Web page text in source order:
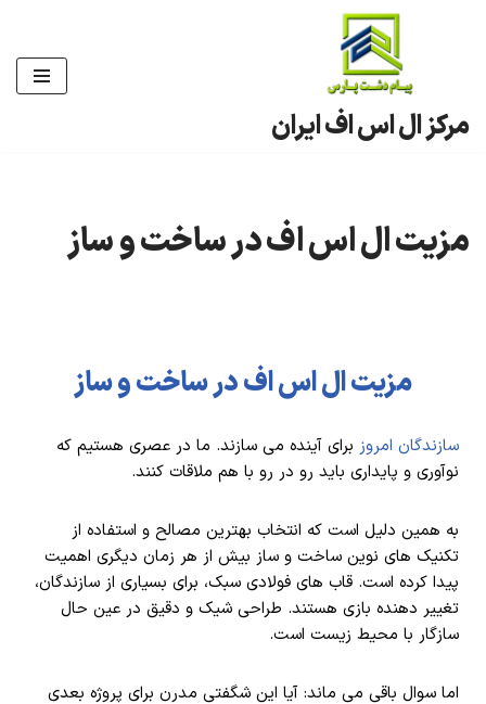
محتوا
مرکز ال اس اف ایران
مزیت ال اس اف در ساخت و ساز
مزیت ال اس اف در ساخت و ساز
سازندگان امروز برای آینده می سازند. ما در عصری هستیم که
نوآوری و پایداری باید رو در رو با هم ملاقات کنند.
به همین دلیل است که انتخاب بهترین مصالح و استفاده از
تکنیک های نوین ساخت و ساز بیش از هر زمان دیگری اهمیت
پیدا کرده است. قاب های فولادی سبک، برای بسیاری از سازندگان،
تغییر دهنده بازی هستند. طراحی شیک و دقیق در عین حال
سازگار با محیط زیست است.
اما سوال باقی می ماند: آیا این شگفتی مدرن برای پروژه بعدی